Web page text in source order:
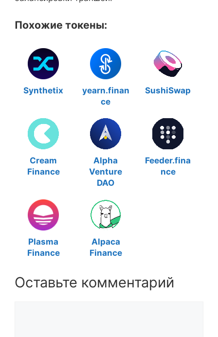
Похожие токены:
Synthetix
yearn.finan
ce
SushiSwap
Cream
Finance
Alpha
Venture
DAO
Feeder.fina
nce
Plasma
Finance
Alpaca
Finance
Оставьте комментарий